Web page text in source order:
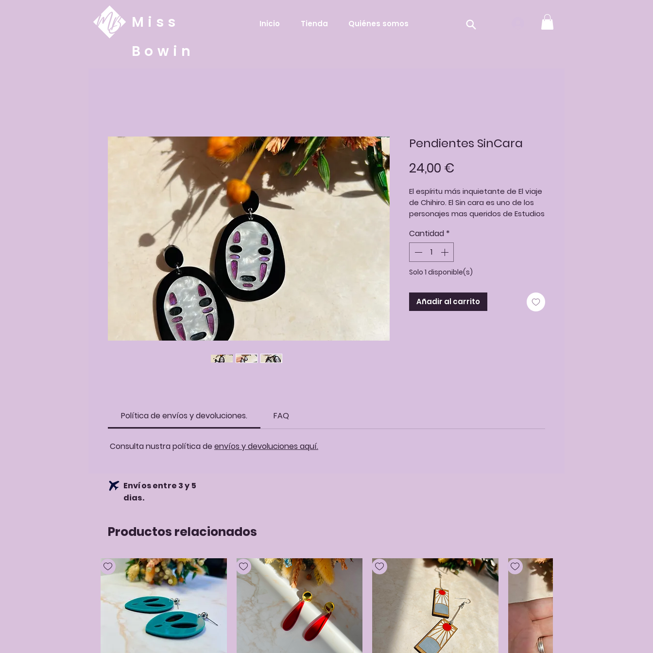
Miss
Bowin
Inicio Tienda Quiénes somos
Pendientes SinCara
24,00 €
El espíritu más inquietante de El viaje
de Chihiro. El Sin cara es uno de los
personajes mas queridos de Estudios
Hecho a mano con 3 materiales
diferentes. Brillantes y nacarados.
Cantidad *
Solo 1 disponible(s)
Añadir al carrito
Política de envíos y devoluciones. FAQ
Consulta nustra política de envíos y devoluciones aquí.
Envíos entre 3 y 5
dias.
Productos relacionados